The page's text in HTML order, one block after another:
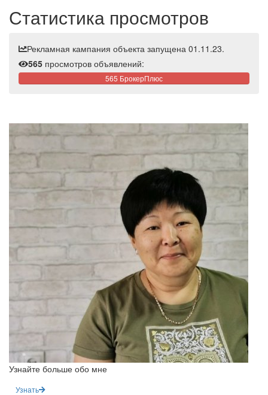
Статистика просмотров
Рекламная кампания объекта запущена 01.11.23.
565 просмотров объявлений:
565 БрокерПлюс
Узнайте больше обо мне
Узнать